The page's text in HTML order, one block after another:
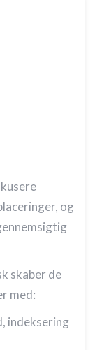
og
skaber de
med:
indeksering